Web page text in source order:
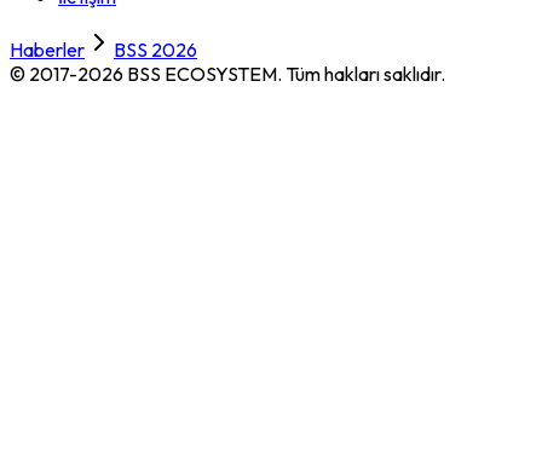
Haberler
BSS 2026
© 2017-2026 BSS ECOSYSTEM. Tüm hakları saklıdır.